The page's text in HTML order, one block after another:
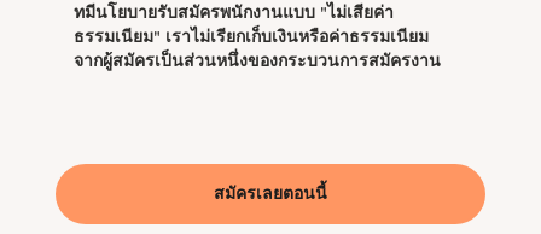
ทมีนโยบายรับสมัครพนักงานแบบ "ไม่เสียค่า
ธรรมเนียม" เราไม่เรียกเก็บเงินหรือค่าธรรมเนียม
จากผู้สมัครเป็นส่วนหนึ่งของกระบวนการสมัครงาน
สมัครเลยตอนนี้